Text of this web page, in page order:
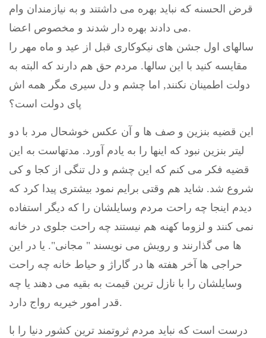
قرض الحسنه که نباید بهره می داشتند و به نیازمندان وام
می دادند بهره دار شدند و مخصوص اعضا.
سالهای اول جشن های نیکوکاری قبل از عید و ماه مهر را
مقایسه کنید با این سالها. مردم حق هم دارند که البته به
دولت اطمینان نکنند, اما چشم و دل سیری مگر همه اش
پای دولت است؟
این قضیه بنزین و صف ها و آن عکس خوشحال مرد با دو
لیتر بنزین نبود که اینها را به یادم آورد. مدتهاست به این
قضیه فکر می کنم که این چشم و دل تنگی از کجا و کی
شروع شد. شاید هم وقتی برایم نمود بیشتری پیدا کرد که
دیدم اینجا چه راحت مردم وسایلشان را که دیگر استفاده
نمی کنند و لزوما کهنه هم نیستند چه راحت جلوی در خانه
ها می گذارنند و رویش می نویسند " مجانی". یا در این
حراجی ها آخر هفته ها در گاراژ و حیاط خانه چه راحت
وسایلشان را با نازل ترین قیمت به بقیه می دهند یا چه
قدر امور خیریه رواج دارد.
درست است که نباید مردم ثروتمند ترین کشور دنیا را با